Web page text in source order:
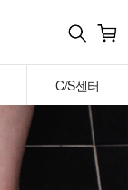
C/S센터